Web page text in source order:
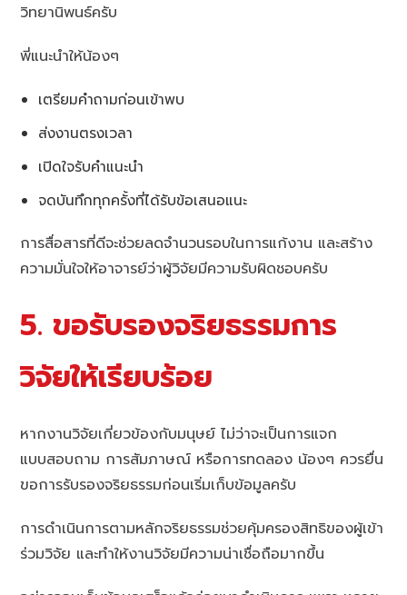
วิทยานิพนธ์ครับ
พี่แนะนำให้น้องๆ
เตรียมคำถามก่อนเข้าพบ
ส่งงานตรงเวลา
เปิดใจรับคำแนะนำ
จดบันทึกทุกครั้งที่ได้รับข้อเสนอแนะ
การสื่อสารที่ดีจะช่วยลดจำนวนรอบในการแก้งาน และสร้าง
ความมั่นใจให้อาจารย์ว่าผู้วิจัยมีความรับผิดชอบครับ
5. ขอรับรองจริยธรรมการ
วิจัยให้เรียบร้อย
หากงานวิจัยเกี่ยวข้องกับมนุษย์ ไม่ว่าจะเป็นการแจก
แบบสอบถาม การสัมภาษณ์ หรือการทดลอง น้องๆ ควรยื่น
ขอการรับรองจริยธรรมก่อนเริ่มเก็บข้อมูลครับ
การดำเนินการตามหลักจริยธรรมช่วยคุ้มครองสิทธิของผู้เข้า
ร่วมวิจัย และทำให้งานวิจัยมีความน่าเชื่อถือมากขึ้น